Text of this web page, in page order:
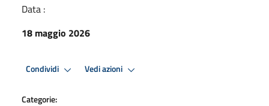
Data :
18 maggio 2026
Condividi Vedi azioni
Categorie: